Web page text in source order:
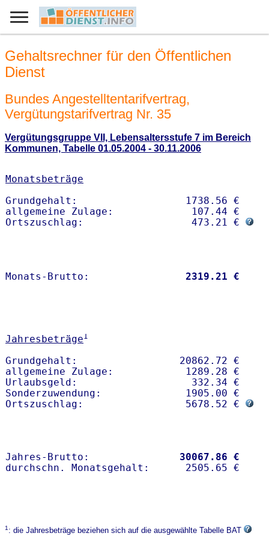
Gehaltsrechner für den Öffentlichen
Dienst
Bundes Angestelltentarifvertrag,
Vergütungstarifvertrag Nr. 35
Vergütungsgruppe VII, Lebensaltersstufe 7 im Bereich
Kommunen, Tabelle 01.05.2004 - 30.11.2006
Monatsbeträge
Grundgehalt:                  1738.56 €
allgemeine Zulage:             107.44 €
Ortszuschlag:                  473.21 €
Monats-Brutto: 2319.21 €
Jahresbeträge1
Grundgehalt:                 20862.72 €
allgemeine Zulage:            1289.28 €
Urlaubsgeld:                   332.34 €
Sonderzuwendung:              1905.00 €
Ortszuschlag:                 5678.52 €
Jahres-Brutto: 30067.86 €
1: die Jahresbeträge beziehen sich auf die ausgewählte Tabelle BAT